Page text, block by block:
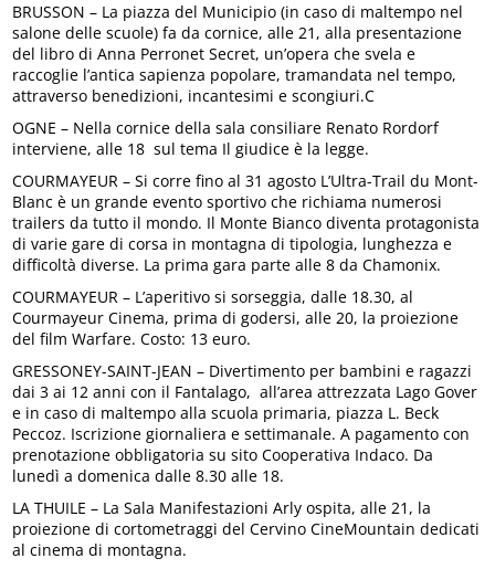
BRUSSON – La piazza del Municipio (in caso di maltempo nel
salone delle scuole) fa da cornice, alle 21, alla presentazione
del libro di Anna Perronet Secret, un’opera che svela e
raccoglie l’antica sapienza popolare, tramandata nel tempo,
attraverso benedizioni, incantesimi e scongiuri.C
OGNE – Nella cornice della sala consiliare Renato Rordorf
interviene, alle 18 sul tema Il giudice è la legge.
COURMAYEUR – Si corre fino al 31 agosto L’Ultra-Trail du Mont-
Blanc è un grande evento sportivo che richiama numerosi
trailers da tutto il mondo. Il Monte Bianco diventa protagonista
di varie gare di corsa in montagna di tipologia, lunghezza e
difficoltà diverse. La prima gara parte alle 8 da Chamonix.
COURMAYEUR – L’aperitivo si sorseggia, dalle 18.30, al
Courmayeur Cinema, prima di godersi, alle 20, la proiezione
del film Warfare. Costo: 13 euro.
GRESSONEY-SAINT-JEAN – Divertimento per bambini e ragazzi
dai 3 ai 12 anni con il Fantalago, all’area attrezzata Lago Gover
e in caso di maltempo alla scuola primaria, piazza L. Beck
Peccoz. Iscrizione giornaliera e settimanale. A pagamento con
prenotazione obbligatoria su sito Cooperativa Indaco. Da
lunedì a domenica dalle 8.30 alle 18.
LA THUILE – La Sala Manifestazioni Arly ospita, alle 21, la
proiezione di cortometraggi del Cervino CineMountain dedicati
al cinema di montagna.